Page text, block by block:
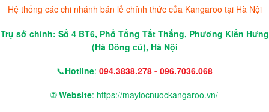
Hệ thống các chi nhánh bán lẻ chính thức của Kangaroo tại Hà Nội
Trụ sở chính: Số 4 BT6, Phố Tống Tất Thắng, Phương Kiến Hưng
(Hà Đông cũ), Hà Nội
📞Hotline: 094.3838.278 - 096.7036.068
🌐Website: https://maylocnuockangaroo.vn/